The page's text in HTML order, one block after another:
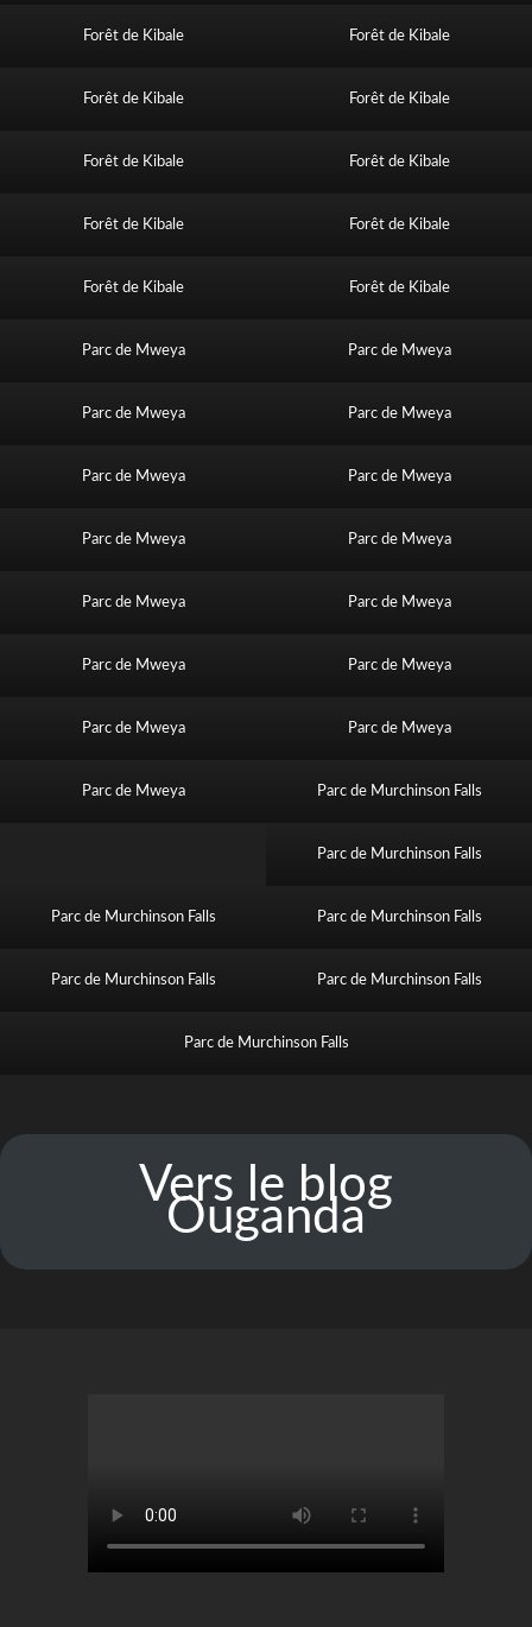
Forêt de Kibale Forêt de Kibale
Forêt de Kibale Forêt de Kibale
Forêt de Kibale Forêt de Kibale
Forêt de Kibale Forêt de Kibale
Forêt de Kibale Forêt de Kibale
Parc de Mweya Parc de Mweya
Parc de Mweya Parc de Mweya
Parc de Mweya Parc de Mweya
Parc de Mweya Parc de Mweya
Parc de Mweya Parc de Mweya
Parc de Mweya Parc de Mweya
Parc de Mweya Parc de Mweya
Parc de Mweya Parc de Murchinson Falls
Parc de Murchinson Falls
Parc de Murchinson Falls Parc de Murchinson Falls
Parc de Murchinson Falls Parc de Murchinson Falls
Parc de Murchinson Falls
Vers le blog
Ouganda